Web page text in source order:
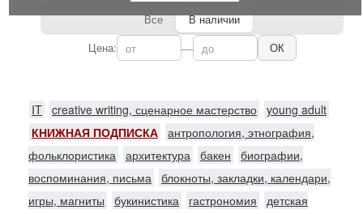
Все
В наличии
Цена:
— ОК
IT creative writing, сценарное мастерство young adult
КНИЖНАЯ ПОДПИСКА антропология, этнография,
фольклористика архитектура бакен
биографии,
воспоминания, письма блокноты, закладки, календари,
игры, магниты
букинистика гастрономия
детская